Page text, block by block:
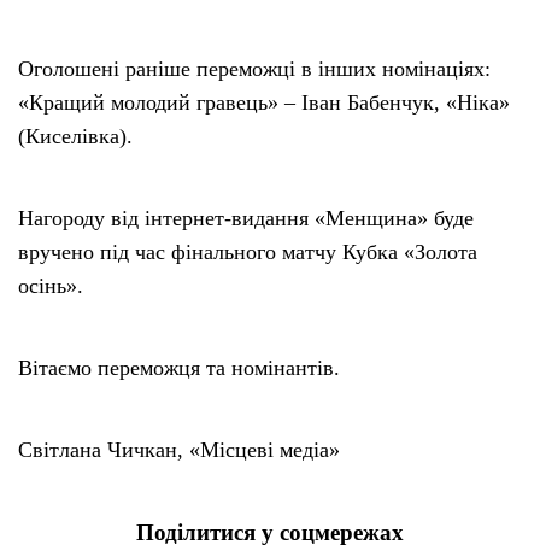
Оголошені раніше переможці в інших номінаціях:
«Кращий молодий гравець» – Іван Бабенчук, «Ніка»
(Киселівка).
Нагороду від інтернет-видання «Менщина» буде
вручено під час фінального матчу Кубка «Золота
осінь».
Вітаємо переможця та номінантів.
Світлана Чичкан, «Місцеві медіа»
Поділитися у соцмережах